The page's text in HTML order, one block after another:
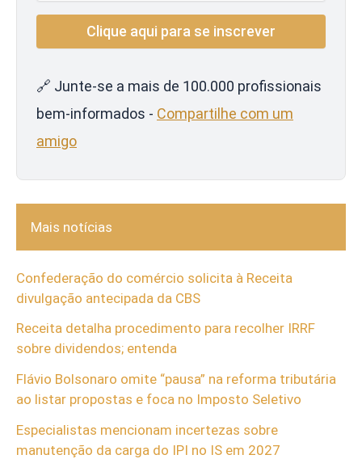
🔗 Junte-se a mais de 100.000 profissionais
bem-informados - Compartilhe com um
amigo
Mais notícias
Confederação do comércio solicita à Receita
divulgação antecipada da CBS
Receita detalha procedimento para recolher IRRF
sobre dividendos; entenda
Flávio Bolsonaro omite “pausa” na reforma tributária
ao listar propostas e foca no Imposto Seletivo
Especialistas mencionam incertezas sobre
manutenção da carga do IPI no IS em 2027